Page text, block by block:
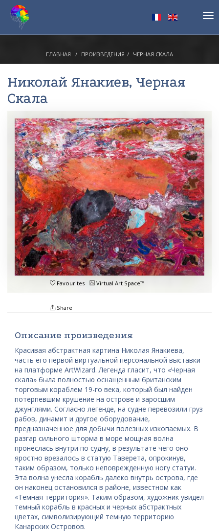
ГЛАВНАЯ ПРОИЗВЕДЕНИЯ ЧЕРНАЯ СКАЛА
Николай Янакиев, Черная
Скала
Favourites Virtual Art Space™
Share
Описание произведения
Красивая абстрактная картина Николая Янакиева,
часть его первой виртуальной персональной выставки
на платформе ArtWizard. Легенда гласит, что «Черная
скала» была полностью оснащенным британским
торговым кораблем 19-го века, который был найден
потерпевшим крушение на острове и заросшим
джунглями. Согласно легенде, на судне перевозили груз
рабов, динамит и другое оборудование,
предназначенное для добычи полезных изкопаемых. В
разгар сильного шторма в море мощная волна
пронеслась внутри по судну, в результате чего оно
яростно врезалось в статую Таверета, опрокинув,
таким образом, только неповрежденную ногу статуи.
Эта волна унесла корабль далеко внутрь острова, где
он наконец остановился в районе, известном как
«Темная территория». Таким образом, художник увидел
темный корабль в красных и черных абстрактных
цветах, символизирующий темную территорию
Канарских Островов.